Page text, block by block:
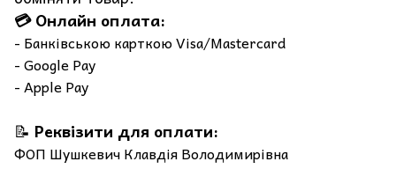
💳 Онлайн оплата:
- Банківською карткою Visa/Mastercard
- Google Pay
- Apple Pay
📝 Реквізити для оплати:
ФОП Шушкевич Клавдія Володимирівна